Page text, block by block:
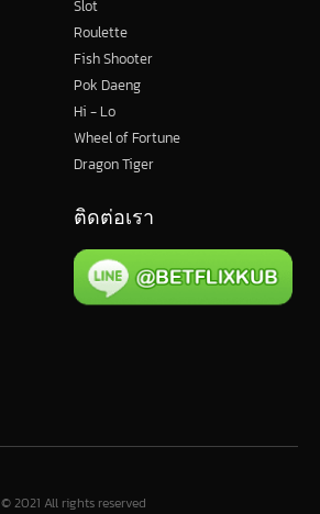
Slot
Roulette
Fish Shooter
Pok Daeng
Hi - Lo
Wheel of Fortune
Dragon Tiger
ติดต่อเรา
© 2021 All rights reserved